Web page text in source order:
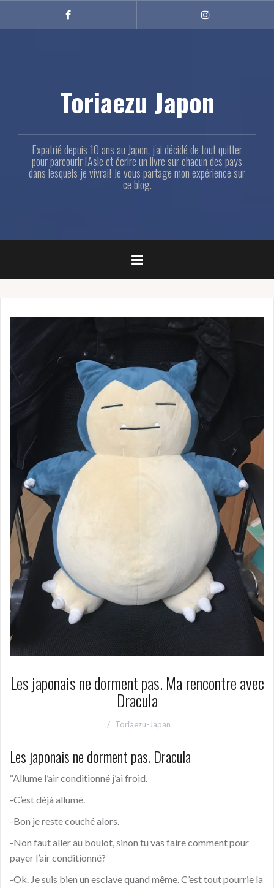
Facebook
Toriaezu Japon
Expatrié depuis 10 ans au Japon, j'ai décidé de tout quitter
pour parcourir l'Asie et écrire un livre sur chacun des pays
dans lesquels je vivrai! Je vous partage mon expérience sur
ce blog.
Les japonais ne dorment pas. Ma rencontre avec
Dracula
Toriaezu-Japan
Les japonais ne dorment pas. Dracula
“Allume l’air conditionné j’ai froid.
-C’est déjà allumé.
-Bon je reste couché alors.
-Non faut aller au boulot, sinon tu vas faire comment pour
payer l’air conditionné?
-Ok. Je suis bien un esclave quand même. C’est tout pourrie la